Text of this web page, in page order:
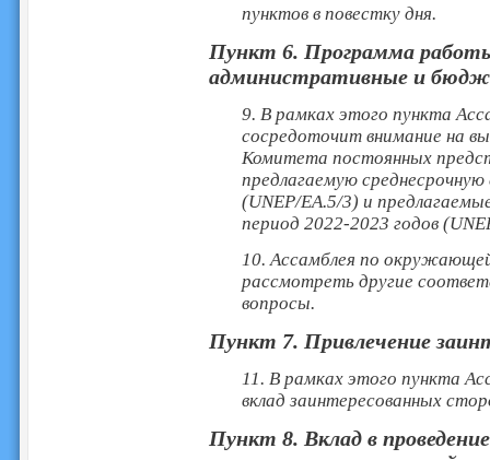
пунктов в повестку дня.
Пункт 6. Программа
административные и
9. В рамках этого пункта
сосредоточит внимание на
Комитета постоянных
предлагаемую
(UNEP/EA.5/3) и
период 2022-2023 годов
10. Ассамблея по
рассмотреть другие
вопросы.
Пункт 7. Привлечение
11. В рамках этого пункта
вклад заинтересованных
Пункт 8. Вклад в